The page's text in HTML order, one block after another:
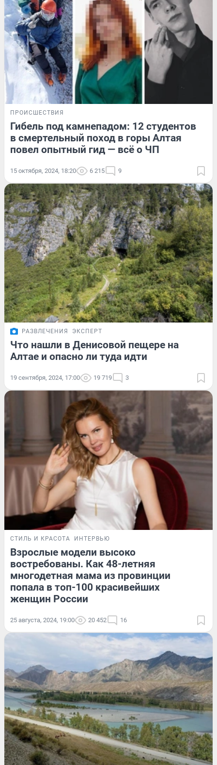
ПРОИСШЕСТВИЯ
Гибель под камнепадом: 12 студентов
в смертельный поход в горы Алтая
повел опытный гид — всё о ЧП
15 октября, 2024, 18:20 6 215 9
РАЗВЛЕЧЕНИЯ ЭКСПЕРТ
Что нашли в Денисовой пещере на
Алтае и опасно ли туда идти
19 сентября, 2024, 17:00 19 719 3
СТИЛЬ И КРАСОТА ИНТЕРВЬЮ
Взрослые модели высоко
востребованы. Как 48-летняя
многодетная мама из провинции
попала в топ-100 красивейших
женщин России
25 августа, 2024, 19:00 20 452 16